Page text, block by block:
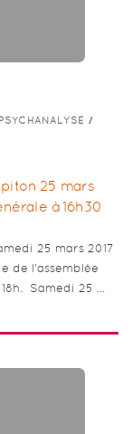
PSYCHANALYSE /
à 16h30
25 mars 2017
de l’assemblée
Samedi 25 …